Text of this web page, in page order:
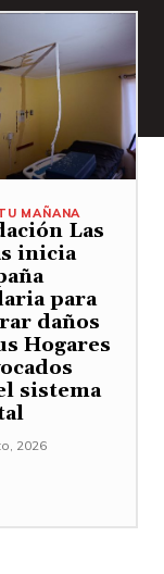
MAÑANA
Las
inicia
para
daños
Hogares
sistema
2026